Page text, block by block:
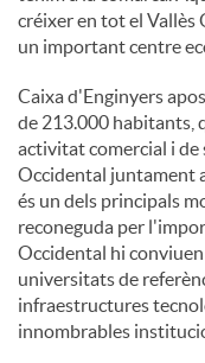
créixer en tot el Vallès
un important centre
Caixa d'Enginyers
de 213.000 habitants,
activitat comercial i de
Occidental juntament
és un dels principals
reconeguda per
Occidental hi
universitats de
infraestructures
innombrables